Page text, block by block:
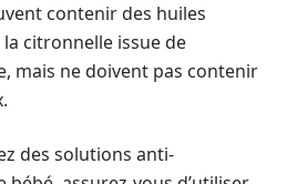
contenir des huiles
citronnelle issue de
mais ne doivent pas contenir
des solutions anti-